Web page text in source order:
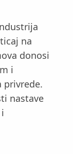
na
donosi
i
privrede.
nastave